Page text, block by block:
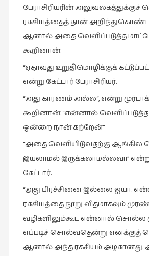
மனிதர்கள்
படித்தவை
பயணங்கள்
பரிந்துரை
புத்தக
கண்காட்சி2019
பேராசிரியரின்அலுவலகத்துக்குச்
ரகசியத்தைத்தான்
ஆனால்அதைவெளிப்படுத்த
கூறினான்.
“ஏதாவது உறுதிமொழிக்குக்
என்று கேட்டார்பேராசிரியர்.
“அது காரணம்அல்ல“,என்றுமுர்டாக்
கூறினான். “என்னால்வெளிப்படுத்த
ஒன்றைநான்கற்றேன்“
“அதைவெளியிடுவதற்குஆங்கில
இயலாமல்இருக்கலாமல்லவா”
கேட்டார்.
“அது பிரச்சினைஇல்லை ஐயா.
ரகசியத்தைநூறுவிதமாகவும்
வழிகளிலும்கூடஎன்னால்சொல்ல
எப்படிச்சொல்வதென்றுஎனக்குத்
ஆனால்அந்தரகசியம்அழகானது.